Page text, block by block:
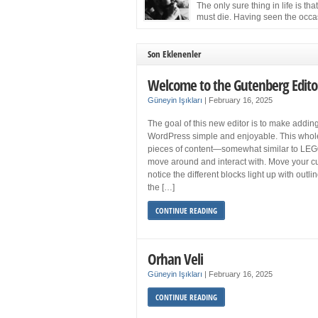
and still feel fatigued when your […]
The only sure thing in life is that
must die. Having seen the
the Cuban Revolution would succumb to that
Son Eklenenler
Welcome to the Gutenberg
Güneyin Işıkları February 16, 2025
The goal of this new editor is to make
WordPress simple and enjoyable. This
pieces of content—somewhat similar to
move around and interact with. Move your
notice the different blocks light up with
the […]
CONTINUE READING
Orhan Veli
Güneyin Işıkları February 16, 2025
CONTINUE READING